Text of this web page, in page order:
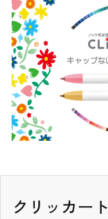
クリッカート